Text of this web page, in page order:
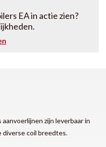
EA in actie zien?
zijn leverbaar in
diverse coil breedtes.